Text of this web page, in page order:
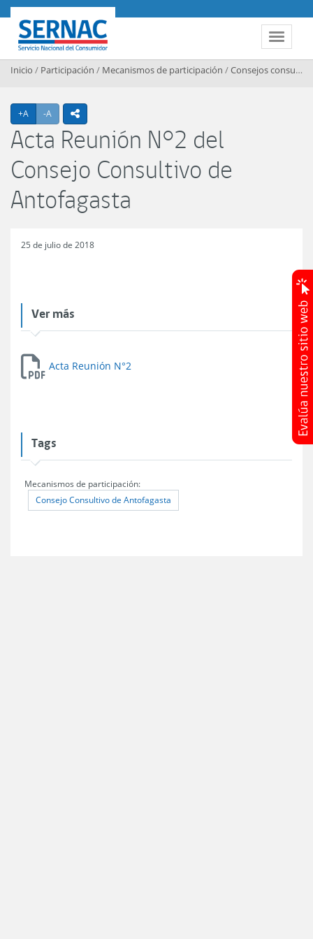
Contenido principal
Toggle
SERNAC
Inicio / Participación / Mecanismos de participación /Consejos consultivos regionales
+A Agrandar texto
-A Achicar textoicono compartir
Acta Reunión N°2 del
Consejo Consultivo de
Antofagasta
25 de julio de 2018
Ver más
Acta Reunión N°2
Tags
Mecanismos de participación:
Consejo Consultivo de Antofagasta